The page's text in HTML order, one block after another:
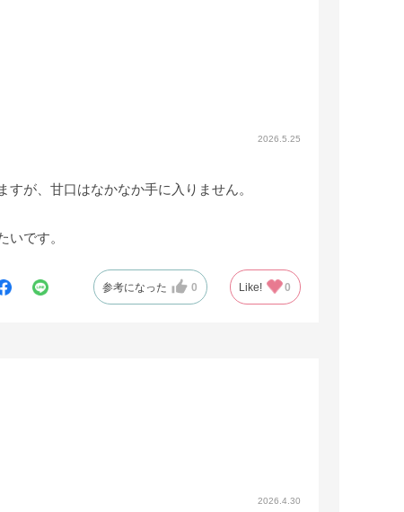
2026.5.25
が、甘口はなかなか手に入りません。
です。
参考になった 0 Like! 0
2026.4.30